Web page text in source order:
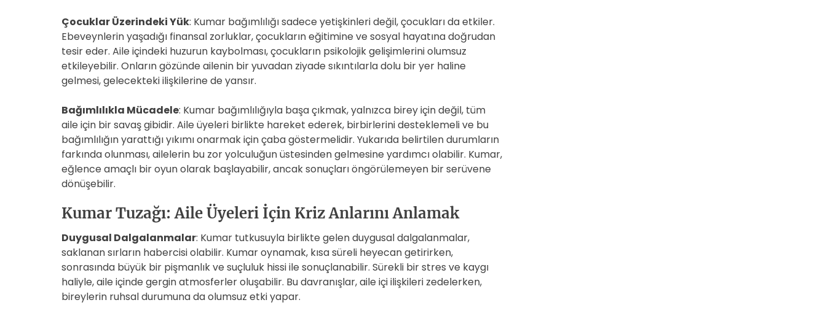
Çocuklar Üzerindeki Yük: Kumar bağımlılığı sadece yetişkinleri değil, çocukları da etkiler.
Ebeveynlerin yaşadığı finansal zorluklar, çocukların eğitimine ve sosyal hayatına doğrudan
tesir eder. Aile içindeki huzurun kaybolması, çocukların psikolojik gelişimlerini olumsuz
etkileyebilir. Onların gözünde ailenin bir yuvadan ziyade sıkıntılarla dolu bir yer haline
gelmesi, gelecekteki ilişkilerine de yansır.
Bağımlılıkla Mücadele: Kumar bağımlılığıyla başa çıkmak, yalnızca birey için değil, tüm
aile için bir savaş gibidir. Aile üyeleri birlikte hareket ederek, birbirlerini desteklemeli ve bu
bağımlılığın yarattığı yıkımı onarmak için çaba göstermelidir. Yukarıda belirtilen durumların
farkında olunması, ailelerin bu zor yolculuğun üstesinden gelmesine yardımcı olabilir. Kumar,
eğlence amaçlı bir oyun olarak başlayabilir, ancak sonuçları öngörülemeyen bir serüvene
dönüşebilir.
Kumar Tuzağı: Aile Üyeleri İçin Kriz Anlarını Anlamak
Duygusal Dalgalanmalar: Kumar tutkusuyla birlikte gelen duygusal dalgalanmalar,
saklanan sırların habercisi olabilir. Kumar oynamak, kısa süreli heyecan getirirken,
sonrasında büyük bir pişmanlık ve suçluluk hissi ile sonuçlanabilir. Sürekli bir stres ve kaygı
haliyle, aile içinde gergin atmosferler oluşabilir. Bu davranışlar, aile içi ilişkileri zedelerken,
bireylerin ruhsal durumuna da olumsuz etki yapar.